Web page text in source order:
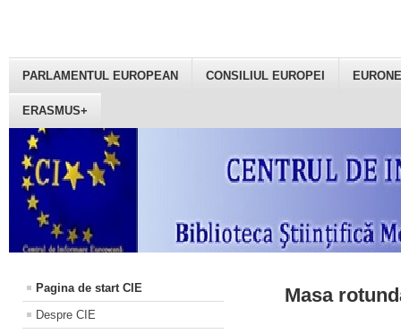
PARLAMENTUL EUROPEAN CONSILIUL EUROPEI
ERASMUS+
Pagina de start CIE
Despre CIE
Masa